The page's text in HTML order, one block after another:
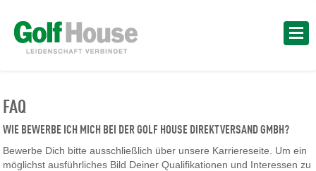
FAQ
WIE BEWERBE ICH MICH BEI DER GOLF HOUSE DIREKTVERSAND GMBH?
Bewerbe Dich bitte ausschließlich über unsere Karriereseite. Um ein
möglichst ausführliches Bild Deiner Qualifikationen und Interessen zu